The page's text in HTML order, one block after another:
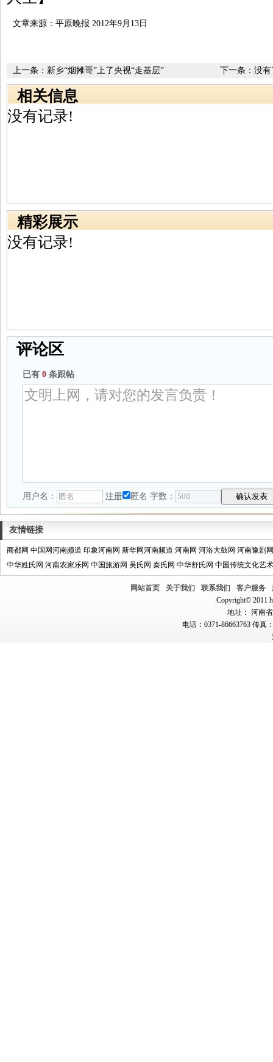
文章来源：平原晚报 2012年9月13日
下一条：没有
上一条： 新乡“烟摊哥”上了央视“走基层”
相关信息
没有记录!
精彩展示
没有记录!
评论区
已有 0 条跟帖
用户名： 注册 匿名 字数：
友情链接
商都网 中国网河南频道 印象河南网 新华网河南频道 河南网 河洛大鼓网 河南豫剧网
中华姓氏网 河南农家乐网 中国旅游网 吴氏网 秦氏网 中华舒氏网 中国传统文化艺
网站首页 关于我们 联系我们 客户服务
Copyright© 2011
地址： 河南
电话：0371-86663763 传真